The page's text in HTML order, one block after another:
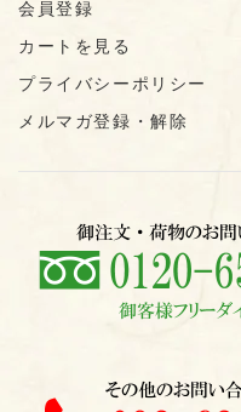
会員登録
カートを見る
プライバシーポリシー
メルマガ登録・解除